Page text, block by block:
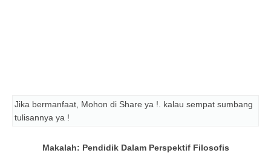
Jika bermanfaat, Mohon di Share ya !. kalau sempat sumbang
tulisannya ya !
Makalah: Pendidik Dalam Perspektif Filosofis